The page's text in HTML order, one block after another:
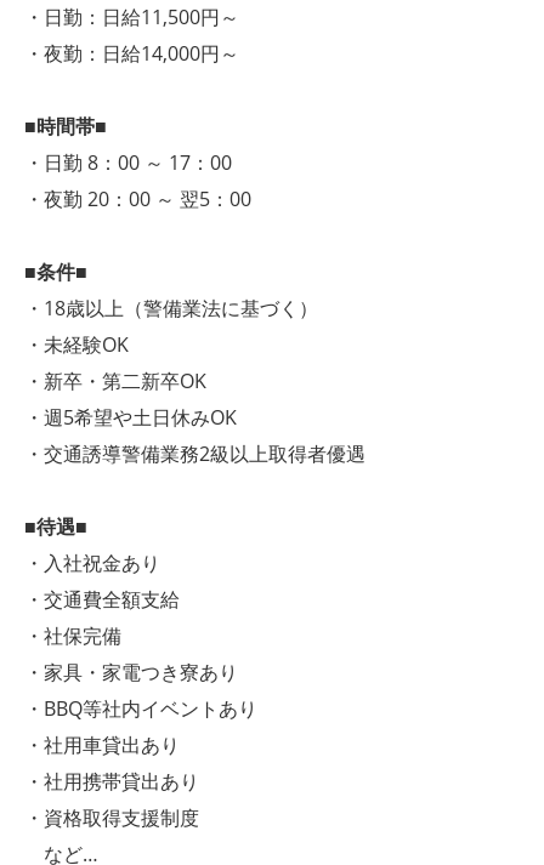
・日勤：日給11,500円～
・夜勤：日給14,000円～
■時間帯■
・日勤 8：00 ～ 17：00
・夜勤 20：00 ～ 翌5：00
■条件■
・18歳以上（警備業法に基づく）
・未経験OK
・新卒・第二新卒OK
・週5希望や土日休みOK
・交通誘導警備業務2級以上取得者優遇
■待遇■
・入社祝金あり
・交通費全額支給
・社保完備
・家具・家電つき寮あり
・BBQ等社内イベントあり
・社用車貸出あり
・社用携帯貸出あり
・資格取得支援制度
など…